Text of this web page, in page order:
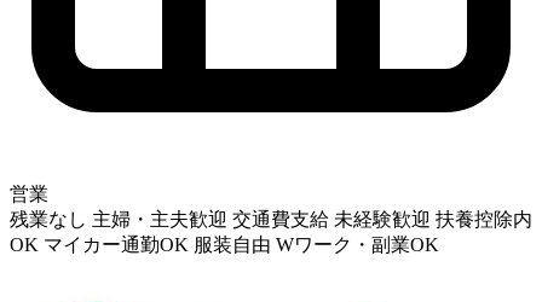
営業
残業なし 主婦・主夫歓迎 交通費支給 未経験歓迎 扶養控除内
OK マイカー通勤OK 服装自由 Wワーク・副業OK